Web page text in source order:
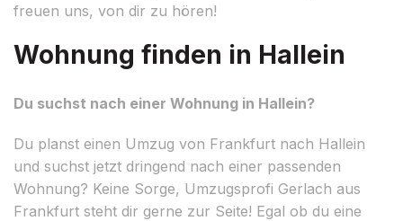
freuen uns, von dir zu hören!
Wohnung finden in Hallein
Du suchst nach einer Wohnung in Hallein?
Du planst einen Umzug von Frankfurt nach Hallein
und suchst jetzt dringend nach einer passenden
Wohnung? Keine Sorge, Umzugsprofi Gerlach aus
Frankfurt steht dir gerne zur Seite! Egal ob du eine